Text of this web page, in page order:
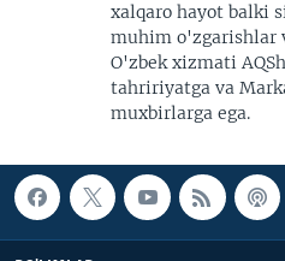
xalqaro hayot balki
muhim o'zgarishlar
O'zbek xizmati
tahririyatga va
muxbirlarga ega.